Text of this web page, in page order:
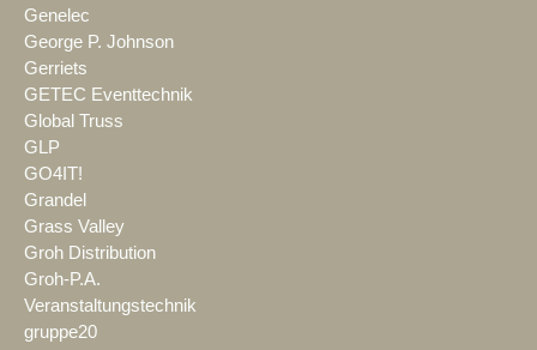
Genelec
George P. Johnson
Gerriets
GETEC Eventtechnik
Global Truss
GLP
GO4IT!
Grandel
Grass Valley
Groh Distribution
Groh-P.A.
Veranstaltungstechnik
gruppe20